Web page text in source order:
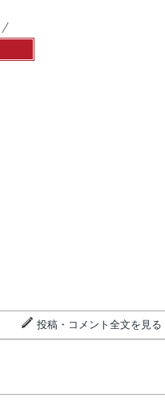
投稿・コメント全文を見る